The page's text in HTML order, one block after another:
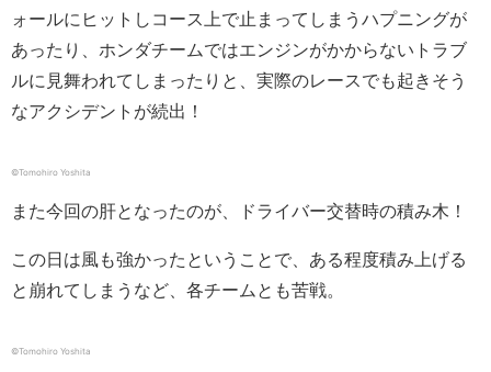
ォールにヒットしコース上で止まってしまうハプニングが
あったり、ホンダチームではエンジンがかからないトラブ
ルに見舞われてしまったりと、実際のレースでも起きそう
なアクシデントが続出！
©︎Tomohiro Yoshita
また今回の肝となったのが、ドライバー交替時の積み木！
この日は風も強かったということで、ある程度積み上げる
と崩れてしまうなど、各チームとも苦戦。
©︎Tomohiro Yoshita